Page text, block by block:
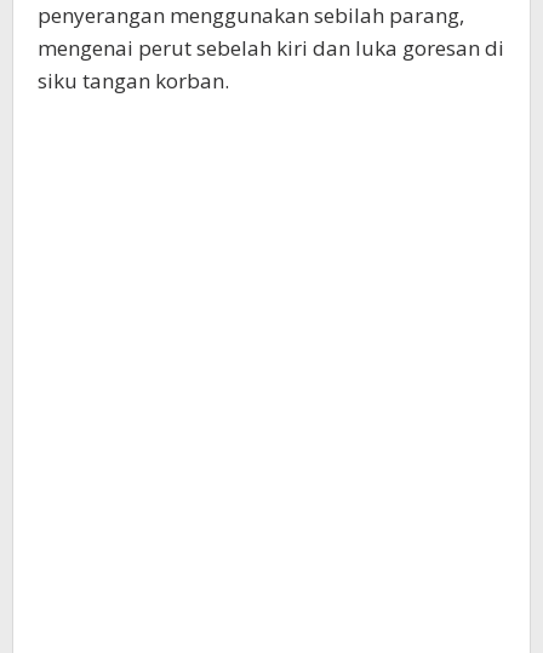
penyerangan menggunakan sebilah parang,
mengenai perut sebelah kiri dan luka goresan di
siku tangan korban.